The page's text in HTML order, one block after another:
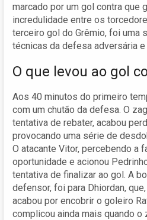
marcado por um gol contra que
incredulidade entre os
terceiro gol do Grêmio, foi uma
técnicas da defesa adversária
O que levou ao gol
Aos 40 minutos do primeiro
com um chutão da defesa. O
tentativa de rebater, acabou
provocando uma série de
O atacante Vitor, percebendo a
oportunidade e acionou
tentativa de finalizar ao gol. A
defensor, foi para Dhiordan,
acabou por encobrir o goleiro
complicou ainda mais quando o